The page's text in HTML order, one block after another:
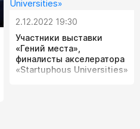
2.12.2022 19:30
Участники выставки
«Гений места»,
финалисты акселератора
«Startuphous Universities»